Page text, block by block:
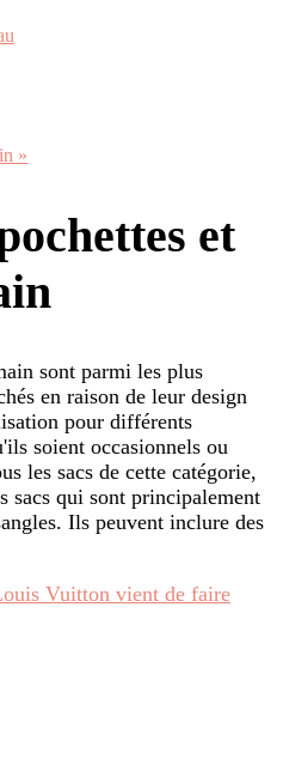
»
et
sont parmi les plus
en raison de leur design
pour différents
soient occasionnels ou
les sacs de cette catégorie,
sacs qui sont principalement
Ils peuvent inclure des
Vuitton vient de faire